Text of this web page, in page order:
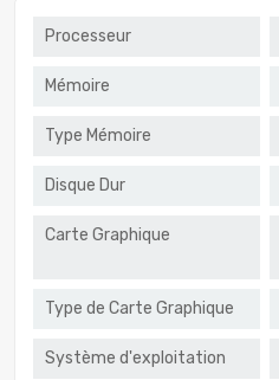
Processeur
Mémoire
Type Mémoire
Disque Dur
Carte Graphique
Type de Carte Graphique
Système d'exploitation